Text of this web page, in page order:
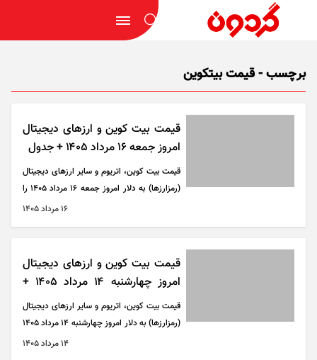
برچسب - قیمت بیتکوین
قیمت بیت کوین و ارز‌های دیجیتال
امروز جمعه ۱۶ مرداد ۱۴۰۵ + جدول
قیمت بیت کوین، اتریوم و سایر ارز‌های دیجیتال
(رمزارزها) به دلار امروز جمعه ۱۶ مرداد ۱۴۰۵ را
می‌توانید در جدول زیر مشاهده کنید.
۱۶ مرداد ۱۴۰۵
قیمت بیت کوین و ارز‌های دیجیتال
امروز چهارشنبه ۱۴ مرداد ۱۴۰۵ +
جدول
قیمت بیت کوین، اتریوم و سایر ارز‌های دیجیتال
(رمزارزها) به دلار امروز چهارشنبه ۱۴ مرداد ۱۴۰۵
را می‌توانید در جدول زیر مشاهده کنید.
۱۴ مرداد ۱۴۰۵